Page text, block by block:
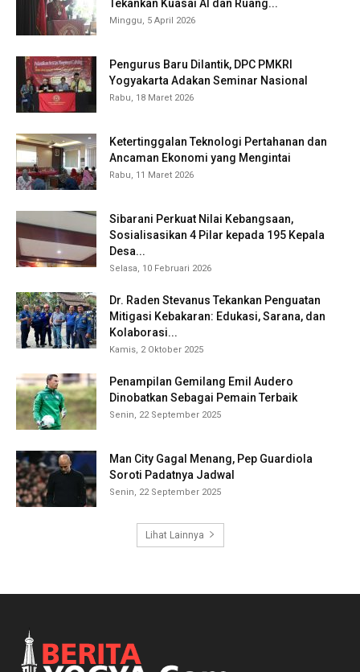
Tekankan Kuasai AI dan Ruang...
Minggu, 5 April 2026
Pengurus Baru Dilantik, DPC PMKRI
Yogyakarta Adakan Seminar Nasional
Rabu, 18 Maret 2026
Ketertinggalan Teknologi Pertahanan dan
Ancaman Ekonomi yang Mengintai
Rabu, 11 Maret 2026
Sibarani Perkuat Nilai Kebangsaan,
Sosialisasikan 4 Pilar kepada 195 Kepala
Desa...
Selasa, 10 Februari 2026
Dr. Raden Stevanus Tekankan Penguatan
Mitigasi Kebakaran: Edukasi, Sarana, dan
Kolaborasi...
Kamis, 2 Oktober 2025
Penampilan Gemilang Emil Audero
Dinobatkan Sebagai Pemain Terbaik
Senin, 22 September 2025
Man City Gagal Menang, Pep Guardiola
Soroti Padatnya Jadwal
Senin, 22 September 2025
Lihat Lainnya